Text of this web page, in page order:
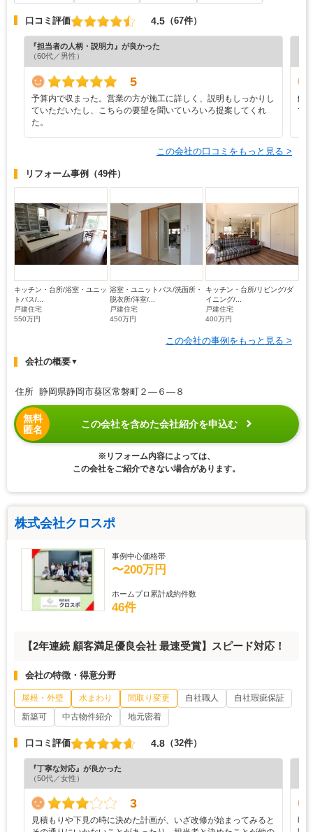
口コミ評価 4.5 （67件）
『担当者の人柄・説明力』が良かった
（60代／男性）
5
予算内で収まった。営業の方が施工に詳しく、説明もしっかりし
ていただいたし、こちらの要望を聞いていろいろ提案してくれ
た。
解
て
この会社の口コミをもっと見る >
リフォーム事例 （49件）
キッチン・台所/浴室・ユニッ
トバス/...
戸建住宅
550万円
浴室・ユニットバス/洗面所・
脱衣所/洋室/...
戸建住宅
450万円
キッチン・台所/リビング/ダ
イニング/...
戸建住宅
400万円
この会社の事例をもっと見る >
会社の概要▼
住所 静岡県静岡市葵区常磐町２―６―８
無料
匿名
この会社を含めた会社紹介を申込む
※リフォーム内容によっては、
この会社をご紹介できない場合があります。
株式会社クロスポ
事例中心価格帯
〜200万円
ホームプロ累計成約件数
46件
【2年連続 顧客満足優良会社 最速受賞】スピード対応！
会社の特徴・得意分野
屋根・外壁 水まわり 間取り変更 自社職人
自社瑕疵保証
新築可
中古物件紹介 地元密着
口コミ評価 4.8 （32件）
『丁寧な対応』が良かった
（50代／女性）
3
見積もりや下見の時に決めた計画が、いざ改修が始まってみると
時